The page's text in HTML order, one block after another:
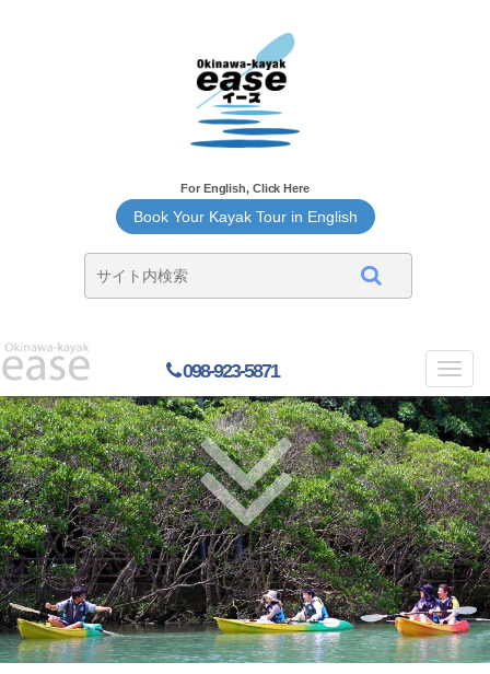
For English, Click Here
Book Your Kayak Tour in English
098-923-5871